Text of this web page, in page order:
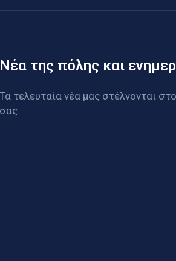
Νέα της πόλης και
Τα τελευταία νέα μας στέλνονται
σας.